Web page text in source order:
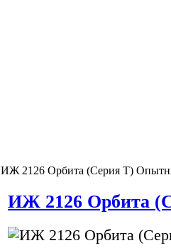
ИЖ 2126 Орбита (Серия T)
ИЖ 2126 Орбита